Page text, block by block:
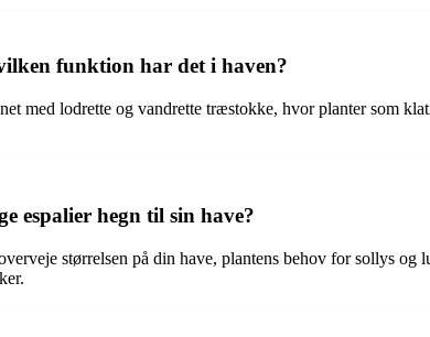
funktion har det i haven?
med lodrette og vandrette træstokke, hvor planter som
espalier hegn til sin have?
størrelsen på din have, plantens behov for sollys